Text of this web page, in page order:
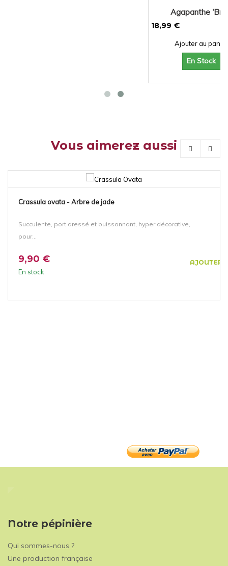
Agapanthe 'Brilli...
Ajouter au panier
Vous aimerez aussi
NOUVEAU!
Crassula ovata - Arbre de jade
Succulente, port dressé et buissonnant, hyper décorative,
pour...
9,90 € AJOUTER
En stock
Notre pépinière
Qui sommes-nous ?
Une production française